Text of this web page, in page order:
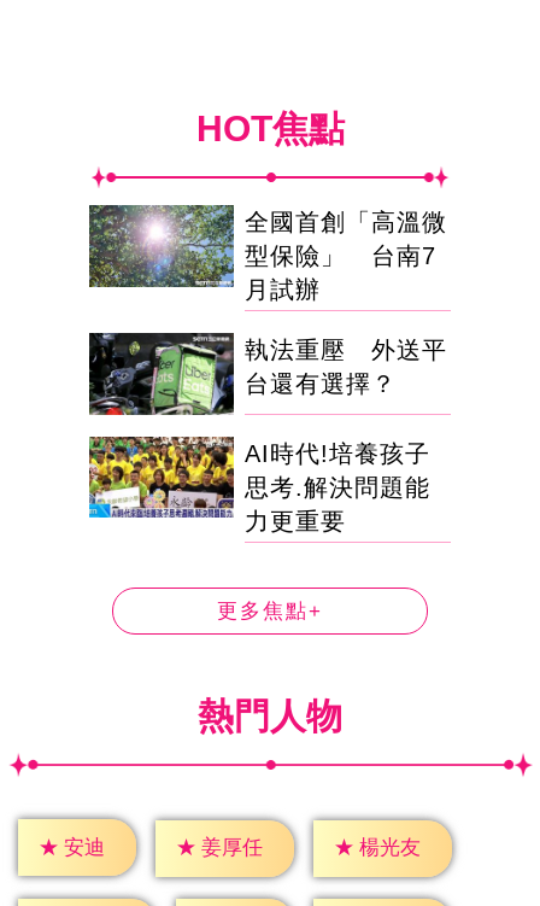
HOT焦點
全國首創「高溫微
型保險」 台南7
月試辦
執法重壓 外送平
台還有選擇？
AI時代!培養孩子
思考.解決問題能
力更重要
更多焦點+
熱門人物
★ 安迪 ★ 姜厚任 ★ 楊光友